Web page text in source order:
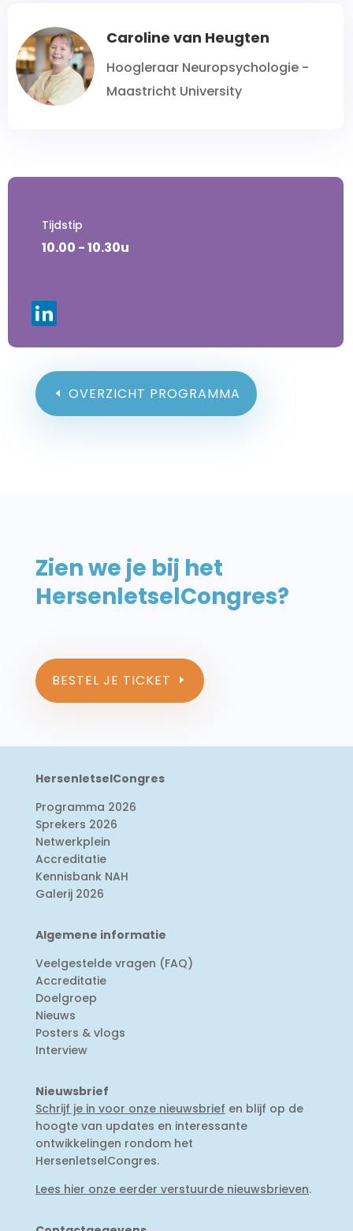
Caroline van Heugten
Hoogleraar Neuropsychologie -
Maastricht University
Tijdstip
10.00 - 10.30u
OVERZICHT PROGRAMMA
Zien we je bij het
HersenletselCongres?
BESTEL JE TICKET
HersenletselCongres
Programma 2026
Sprekers 2026
Netwerkplein
Accreditatie
Kennisbank NAH
Galerij 2026
Algemene informatie
Veelgestelde vragen (FAQ)
Accreditatie
Doelgroep
Nieuws
Posters & vlogs
Interview
Nieuwsbrief
Schrijf je in voor onze nieuwsbrief en blijf op de
hoogte van updates en interessante
ontwikkelingen rondom het
HersenletselCongres.
Lees hier onze eerder verstuurde nieuwsbrieven.